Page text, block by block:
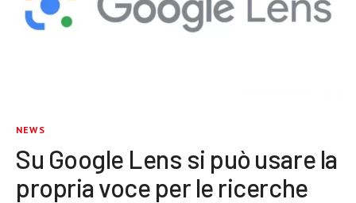
NEWS
Su Google Lens si può usare la
propria voce per le ricerche